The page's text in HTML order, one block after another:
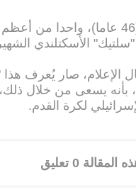
ويعتبر بركوفيتش (46 عاما)،
الأسكتلندي
الإعلام، صار يُعرف هذا
بأنه يسعى من خلال
لكرة القدم.
0 تعليق